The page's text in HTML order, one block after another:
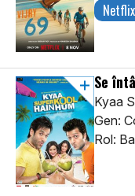
Netflix
Se
Kyaa
Gen:
Rol: